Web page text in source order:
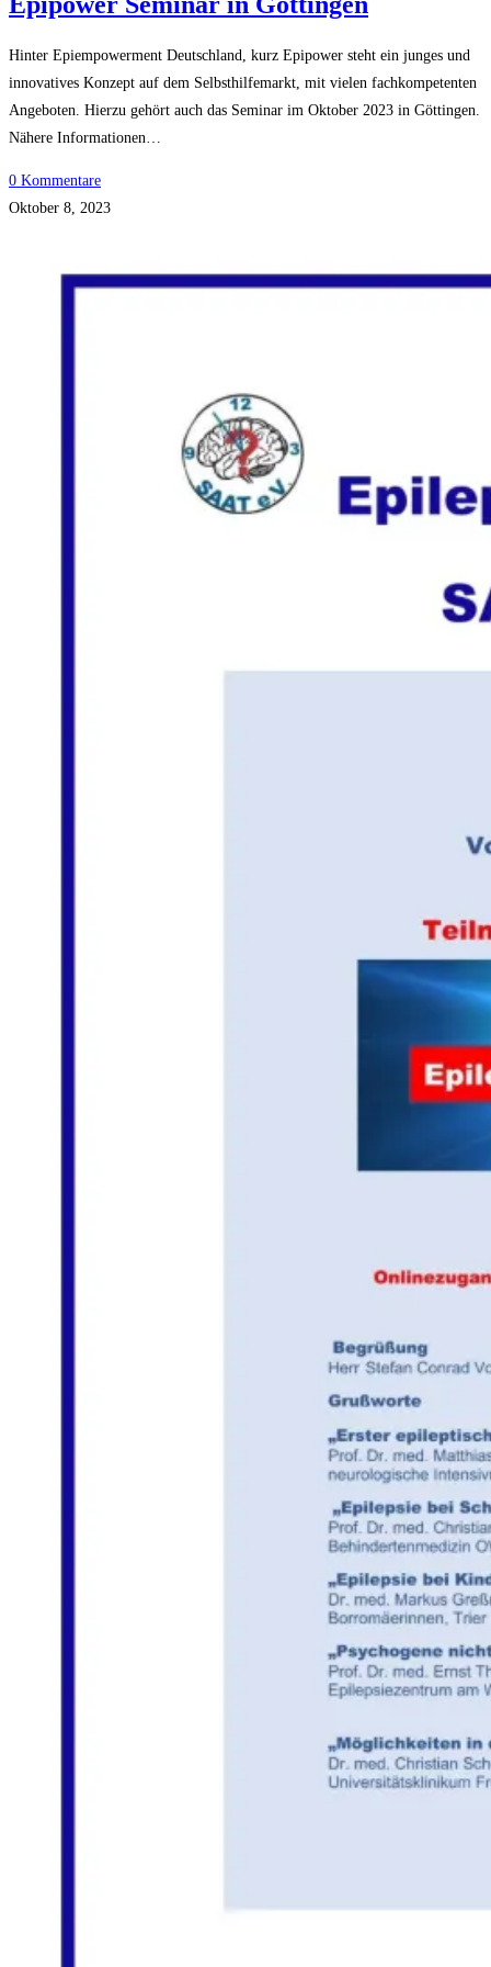
Hinter Epiempowerment Deutschland, kurz Epipower steht ein junges und
innovatives Konzept auf dem Selbsthilfemarkt, mit vielen fachkompetenten
Angeboten. Hierzu gehört auch das Seminar im Oktober 2023 in Göttingen.
Nähere Informationen…
0 Kommentare
Oktober 8, 2023